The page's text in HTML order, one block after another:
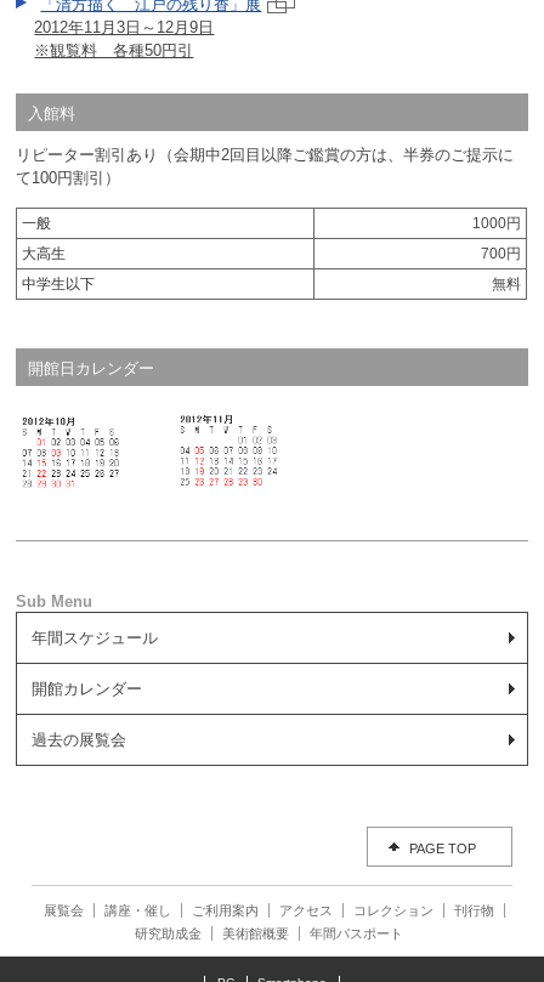
「清方描く 江戸の残り香」展
2012年11月3日～12月9日
※観覧料 各種50円引
入館料
リピーター割引あり（会期中2回目以降ご鑑賞の方は、半券のご提示に
て100円割引）
一般
1000円
大高生
700円
中学生以下
無料
開館日カレンダー
年間スケジュール
開館カレンダー
過去の展覧会
PAGE TOP
展覧会 講座・催し ご利用案内 アクセス コレクション
刊行物
研究助成金
美術館概要 年間パスポート